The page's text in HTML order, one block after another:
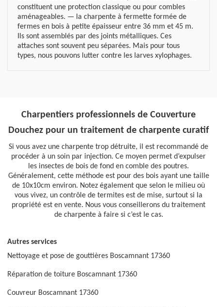
constituent une protection classique ou pour combles
aménageables. — la charpente à fermette formée de
fermes en bois à petite épaisseur entre 36 mm et 45 m.
Ils sont assemblés par des joints métalliques. Ces
attaches sont souvent peu séparées. Mais pour tous
types, nous pouvons lutter contre les larves xylophages.
Charpentiers professionnels de Couverture
Douchez pour un traitement de charpente curatif
Si vous avez une charpente trop détruite, il est recommandé de
procéder à un soin par injection. Ce moyen permet d’expulser
les insectes de bois de fond en comble des poutres.
Généralement, cette méthode est pour des bois ayant une taille
de 10x10cm environ. Notez également que selon le milieu où
vous vivez, un contrôle de termites est de mise, surtout si la
propriété est en vente. Nous vous conseillerons du traitement
de charpente à faire si c’est le cas.
Autres services
Nettoyage et pose de gouttières Boscamnant 17360
Réparation de toiture Boscamnant 17360
Couvreur Boscamnant 17360